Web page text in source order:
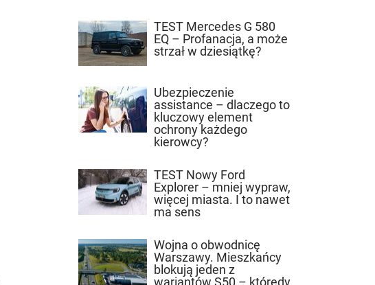
TEST Mercedes G 580
EQ – Profanacja, a może
strzał w dziesiątkę?
Ubezpieczenie
assistance – dlaczego to
kluczowy element
ochrony każdego
kierowcy?
TEST Nowy Ford
Explorer – mniej wypraw,
więcej miasta. I to nawet
ma sens
Wojna o obwodnicę
Warszawy. Mieszkańcy
blokują jeden z